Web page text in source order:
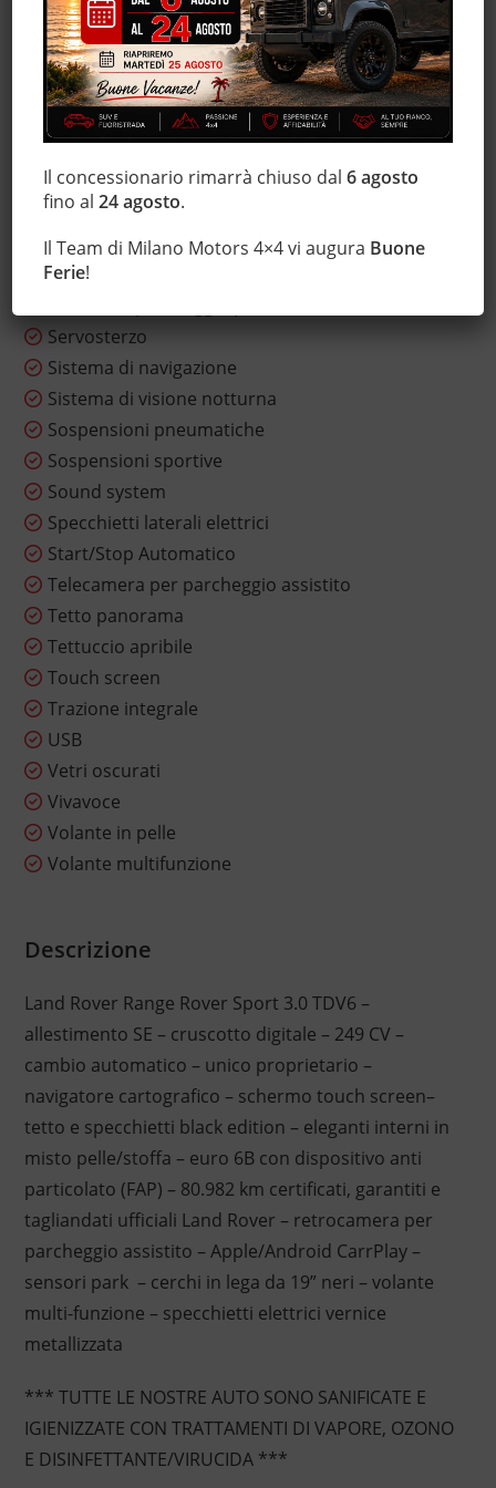
MP3
Park Distance Control
Regolazione elettrica sedili
Riscaldamento ausiliario
Schermo multifunzione interamente digitale
Sedile posteriore sdoppiato
Sensore di luce
Sensore di pioggia
Sensori di parcheggio anteriori
Servosterzo
Sistema di navigazione
Sistema di visione notturna
Sospensioni pneumatiche
Sospensioni sportive
Sound system
Specchietti laterali elettrici
Start/Stop Automatico
Telecamera per parcheggio assistito
Tetto panorama
Tettuccio apribile
Touch screen
Trazione integrale
USB
Vetri oscurati
Vivavoce
Volante in pelle
Volante multifunzione
Descrizione
Land Rover Range Rover Sport 3.0 TDV6 –
allestimento SE – cruscotto digitale – 249 CV –
cambio automatico – unico proprietario –
navigatore cartografico – schermo touch screen–
tetto e specchietti black edition – eleganti interni in
misto pelle/stoffa – euro 6B con dispositivo anti
particolato (FAP) – 80.982 km certificati, garantiti e
tagliandati ufficiali Land Rover – retrocamera per
parcheggio assistito – Apple/Android CarrPlay –
sensori park – cerchi in lega da 19” neri – volante
multi-funzione – specchietti elettrici vernice
metallizzata
*** TUTTE LE NOSTRE AUTO SONO SANIFICATE E
IGIENIZZATE CON TRATTAMENTI DI VAPORE, OZONO
E DISINFETTANTE/VIRUCIDA ***
Il concessionario rimarrà chiuso dal6 agosto
fino al24 agosto.
Il Team di Milano Motors 4×4 vi augura Buone
Ferie!